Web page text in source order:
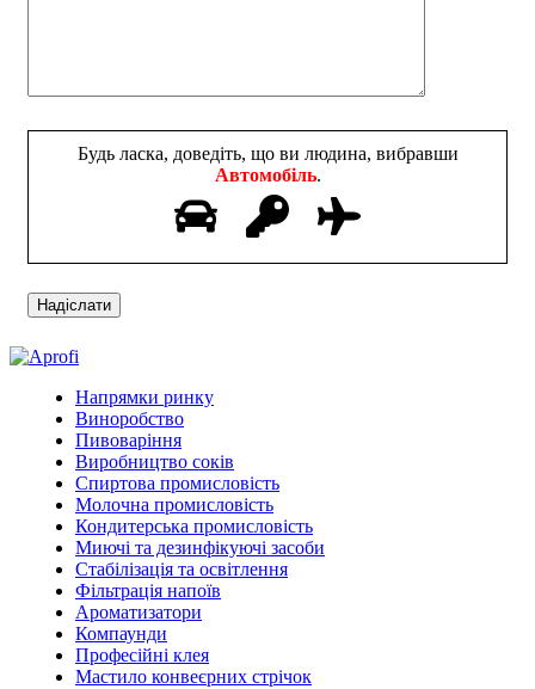
Будь ласка, доведіть, що ви людина, вибравши
Автомобіль.
Напрямки ринку
Виноробство
Пивоваріння
Виробництво соків
Спиртова промисловість
Молочна промисловість
Кондитерська промисловість
Миючі та дезинфікуючі засоби
Стабілізація та освітлення
Фільтрація напоїв
Ароматизатори
Компаунди
Професійні клея
Мастило конвеєрних стрічок